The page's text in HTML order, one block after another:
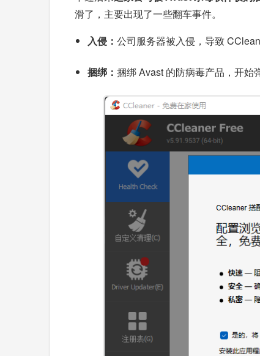
滑了，主要出现了一些翻车事件。
入侵： 公司服务器被入侵，导致
捆绑： 捆绑 Avast 的防病毒产品，开始